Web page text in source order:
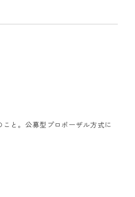
と。公募型プロポーザル方式に